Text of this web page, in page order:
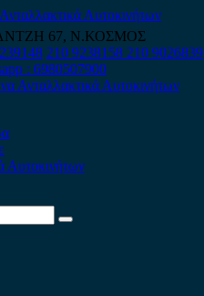
67, Ν.ΚΟΣΜΟΣ
210 9238158 210 9026839
: 6980507900
Αυτοκινήτων